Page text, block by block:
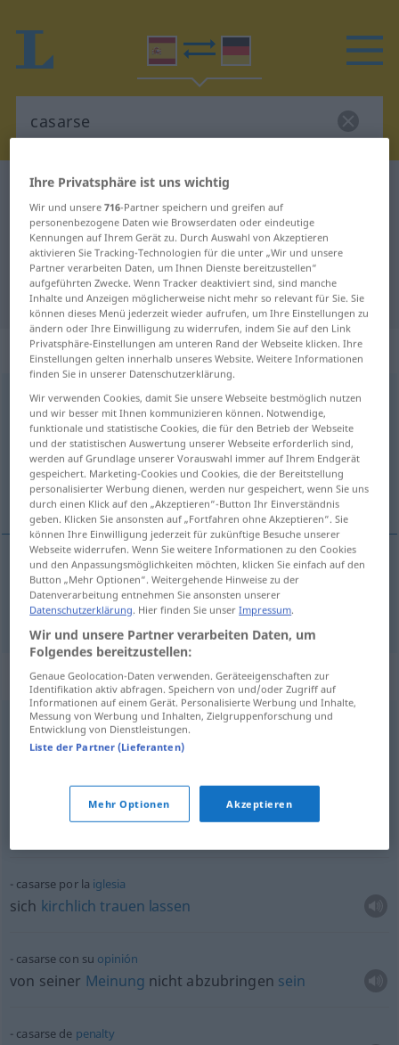
Spanisch-Deutsch Wörterbuch
Spanisch-Deutsch Übersetzung für
"casarse"
"casarse" Deutsch Übersetzung
„casarse“: verbo reflexivo
casarse [kaˈsarse]v/r
Übersicht aller Übersetzungen
(Für mehr Details die Übersetzung anklicken/antippen)
sich verheiraten
(sich ver)heiraten casarse
Beispielsätze für "casarse"
casarse por locivil
standesamtlich heiraten
civilmente
casarse por la iglesia
sich kirchlich trauen lassen
casarse con su opinión
von seiner Meinung nicht abzubringen sein
casarse de penalty
Ihre Privatsphäre ist uns wichtig
Wir und unsere716-Partner speichern und greifen auf
personenbezogene Daten wie Browserdaten oder eindeutige
Kennungen auf Ihrem Gerät zu. Durch Auswahl von Akzeptieren
aktivieren Sie Tracking-Technologien für die unter „Wir und unsere
Partner verarbeiten Daten, um Ihnen Dienste bereitzustellen“
aufgeführten Zwecke. Wenn Tracker deaktiviert sind, sind manche
Inhalte und Anzeigen möglicherweise nicht mehr so relevant für Sie. Sie
können dieses Menü jederzeit wieder aufrufen, um Ihre Einstellungen zu
ändern oder Ihre Einwilligung zu widerrufen, indem Sie auf den Link
Privatsphäre-Einstellungen am unteren Rand der Webseite klicken. Ihre
Einstellungen gelten innerhalb unseres Website. Weitere Informationen
finden Sie in unserer Datenschutzerklärung.
Wir verwenden Cookies, damit Sie unsere Webseite bestmöglich nutzen
und wir besser mit Ihnen kommunizieren können. Notwendige,
funktionale und statistische Cookies, die für den Betrieb der Webseite
und der statistischen Auswertung unserer Webseite erforderlich sind,
werden auf Grundlage unserer Vorauswahl immer auf Ihrem Endgerät
gespeichert. Marketing-Cookies und Cookies, die der Bereitstellung
personalisierter Werbung dienen, werden nur gespeichert, wenn Sie uns
durch einen Klick auf den „Akzeptieren“-Button Ihr Einverständnis
geben. Klicken Sie ansonsten auf „Fortfahren ohne Akzeptieren“. Sie
können Ihre Einwilligung jederzeit für zukünftige Besuche unserer
Webseite widerrufen. Wenn Sie weitere Informationen zu den Cookies
und den Anpassungsmöglichkeiten möchten, klicken Sie einfach auf den
Button „Mehr Optionen“. Weitergehende Hinweise zu der
Datenverarbeitung entnehmen Sie ansonsten unserer
Datenschutzerklärung. Hier finden Sie unserImpressum.
Wir und unsere Partner verarbeiten Daten, um
Folgendes bereitzustellen:
Genaue Geolocation-Daten verwenden. Geräteeigenschaften zur
Identifikation aktiv abfragen. Speichern von und/oder Zugriff auf
Informationen auf einem Gerät. Personalisierte Werbung und Inhalte,
Messung von Werbung und Inhalten, Zielgruppenforschung und
Entwicklung von Dienstleistungen.
Liste der Partner (Lieferanten)
Mehr Optionen Akzeptieren